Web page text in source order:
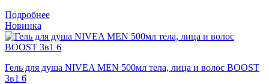
Подробнее
Новинка
Гель для душа NIVEA MEN 500мл тела, лица и волос BOOST
3в1 6